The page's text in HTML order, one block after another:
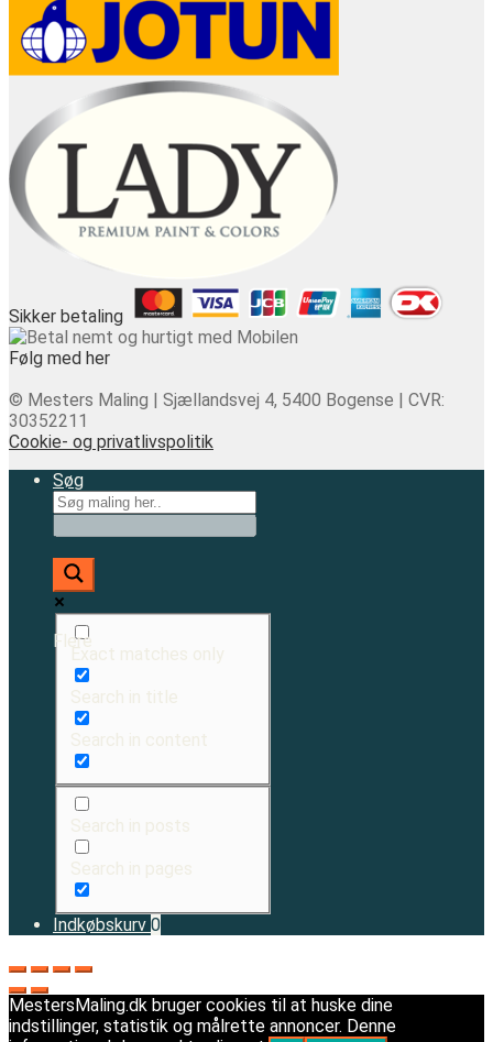
Sikker betaling
Følg med her
© Mesters Maling | Sjællandsvej 4, 5400 Bogense | CVR:
30352211
Cookie- og privatlivspolitik
Søg
Flere
Exact matches only
Search in title
Search in content
Search in posts
Search in pages
Indkøbskurv 0
MestersMaling.dk bruger cookies til at huske dine
indstillinger, statistik og målrette annoncer. Denne